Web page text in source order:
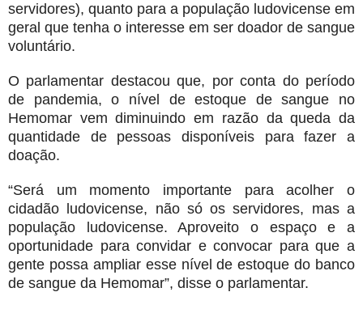
servidores), quanto para a população ludovicense em
geral que tenha o interesse em ser doador de sangue
voluntário.
O parlamentar destacou que, por conta do período
de pandemia, o nível de estoque de sangue no
Hemomar vem diminuindo em razão da queda da
quantidade de pessoas disponíveis para fazer a
doação.
“Será um momento importante para acolher o
cidadão ludovicense, não só os servidores, mas a
população ludovicense. Aproveito o espaço e a
oportunidade para convidar e convocar para que a
gente possa ampliar esse nível de estoque do banco
de sangue da Hemomar”, disse o parlamentar.